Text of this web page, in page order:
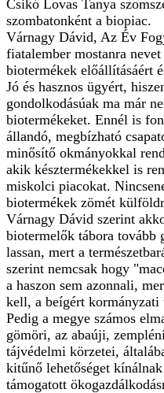
Csikó Lovas Tanya
szombatonként a biopiac.
Várnagy Dávid, Az Év
fiatalember mostanra
biotermékek előállításáért
Jó és hasznos ügyért,
gondolkodásúak ma már
biotermékeket. Ennél is
állandó, megbízható
minősítő okmányokkal
akik késztermékekkel is
miskolci piacokat.
biotermékek zömét
Várnagy Dávid szerint
biotermelők tábora tovább
lassan, mert a
szerint nemcsak hogy
a haszon sem azonnali,
kell, a beígért kormányzati
Pedig a megye számos
gömöri, az abaúji,
tájvédelmi körzetei,
kitűnő lehetőséget
támogatott